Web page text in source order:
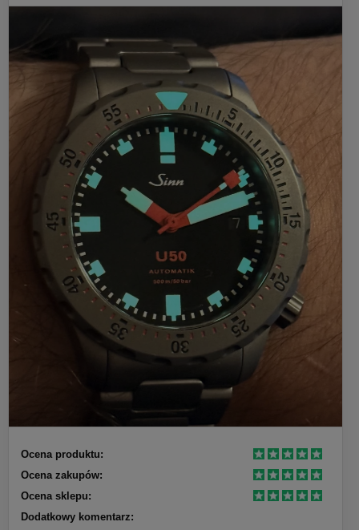
Ocena produktu:
Ocena zakupów:
Ocena sklepu:
Dodatkowy komentarz: